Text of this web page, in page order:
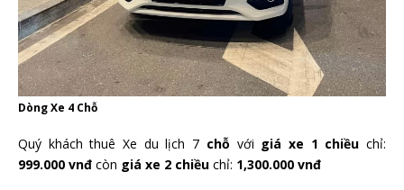
Dòng Xe 4 Chỗ
Quý khách thuê Xe du lịch 7 chỗ với giá xe 1 chiều chỉ:
999.000 vnđ còn giá xe 2 chiều chỉ: 1,300.000 vnđ